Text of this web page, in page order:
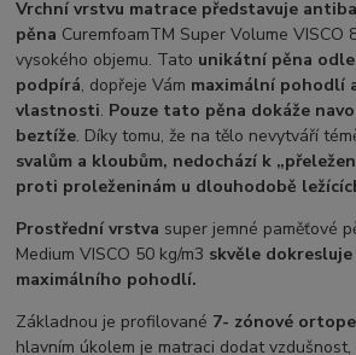
Vrchní vrstvu matrace představuje
pěna CuremfoamTM Super Volume VISCO
vysokého objemu. Tato unikátní pěna
podpírá, dopřeje Vám maximální pohodlí
vlastnosti. Pouze tato pěna dokáže
beztíže. Díky tomu, že na tělo nevytváří
svalům a kloubům, nedochází k
proti proleženinám u dlouhodobě
Prostřední vrstva super jemné paměťové
Medium VISCO 50 kg/m3 skvěle
maximálního pohodlí.
Základnou je profilované 7- zónové
hlavním úkolem je matraci dodat